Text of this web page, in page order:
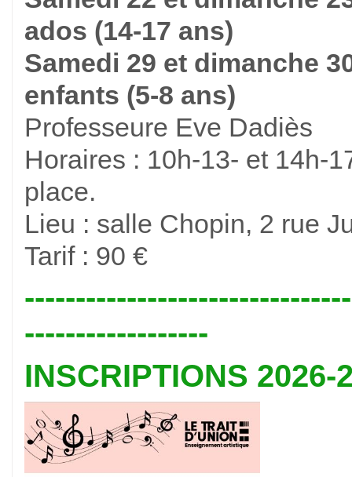
ados (14-17 ans)
Samedi 29 et dimanche
enfants (5-8 ans)
Professeure Eve Dadiès
Horaires : 10h-13- et 14h-
place.
Lieu : salle Chopin, 2 rue
Tarif : 90 €
------------------
INSCRIPTIONS 2026-